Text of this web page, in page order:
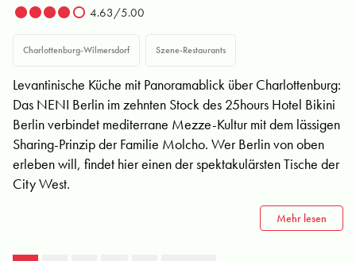
4.63/5.00
Charlottenburg-Wilmersdorf Szene-Restaurants
Levantinische Küche mit Panoramablick über Charlottenburg:
Das NENI Berlin im zehnten Stock des 25hours Hotel Bikini
Berlin verbindet mediterrane Mezze-Kultur mit dem lässigen
Sharing-Prinzip der Familie Molcho. Wer Berlin von oben
erleben will, findet hier einen der spektakulärsten Tische der
City West.
Mehr lesen